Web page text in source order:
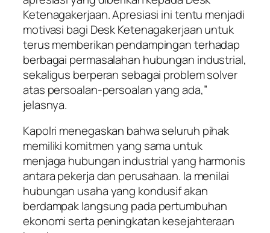
Ketenagakerjaan. Apresiasi ini tentu menjadi
motivasi bagi Desk Ketenagakerjaan untuk
terus memberikan pendampingan terhadap
berbagai permasalahan hubungan industrial,
sekaligus berperan sebagai problem solver
atas persoalan-persoalan yang ada,”
jelasnya.
Kapolri menegaskan bahwa seluruh pihak
memiliki komitmen yang sama untuk
menjaga hubungan industrial yang harmonis
antara pekerja dan perusahaan. Ia menilai
hubungan usaha yang kondusif akan
berdampak langsung pada pertumbuhan
ekonomi serta peningkatan kesejahteraan